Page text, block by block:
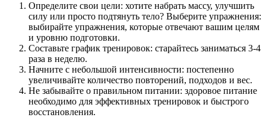
Определите свои цели: хотите набрать массу, улучшить
силу или просто подтянуть тело? Выберите упражнения:
выбирайте упражнения, которые отвечают вашим целям
и уровню подготовки.
Составьте график тренировок: старайтесь заниматься 3-4
раза в неделю.
Начните с небольшой интенсивности: постепенно
увеличивайте количество повторений, подходов и вес.
Не забывайте о правильном питании: здоровое питание
необходимо для эффективных тренировок и быстрого
восстановления.